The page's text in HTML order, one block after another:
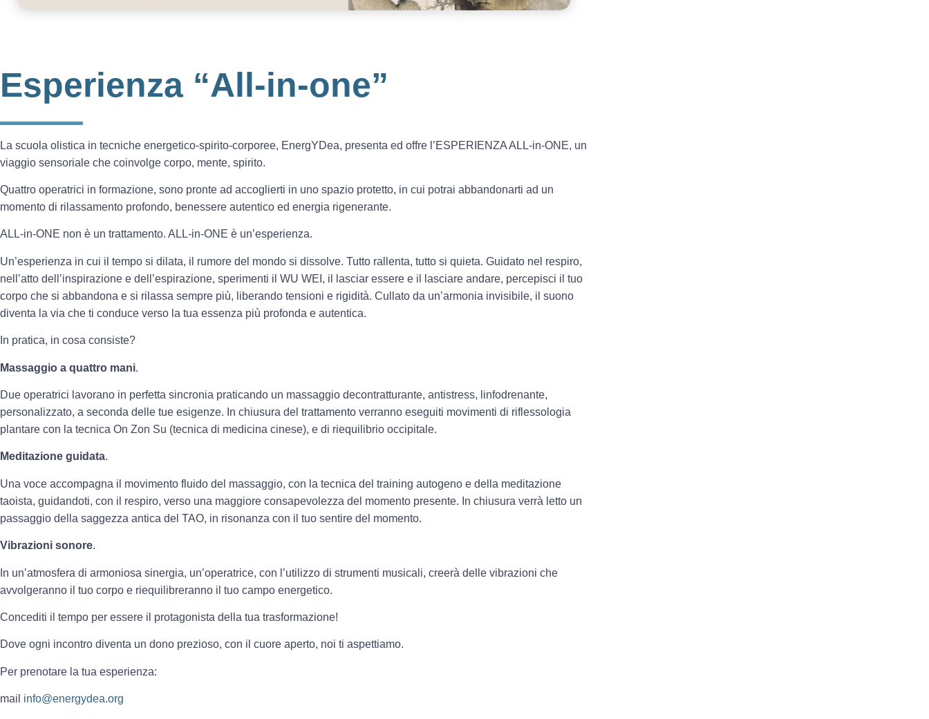
Esperienza “All-in-one”
La scuola olistica in tecniche energetico-spirito-corporee, EnergYDea, presenta ed offre l’ESPERIENZA ALL-in-ONE, un
viaggio sensoriale che coinvolge corpo, mente, spirito.
Quattro operatrici in formazione, sono pronte ad accoglierti in uno spazio protetto, in cui potrai abbandonarti ad un
momento di rilassamento profondo, benessere autentico ed energia rigenerante.
ALL-in-ONE non è un trattamento. ALL-in-ONE è un’esperienza.
Un’esperienza in cui il tempo si dilata, il rumore del mondo si dissolve. Tutto rallenta, tutto si quieta. Guidato nel respiro,
nell’atto dell’inspirazione e dell’espirazione, sperimenti il WU WEI, il lasciar essere e il lasciare andare, percepisci il tuo
corpo che si abbandona e si rilassa sempre più, liberando tensioni e rigidità. Cullato da un’armonia invisibile, il suono
diventa la via che ti conduce verso la tua essenza più profonda e autentica.
In pratica, in cosa consiste?
Massaggio a quattro mani.
Due operatrici lavorano in perfetta sincronia praticando un massaggio decontratturante, antistress, linfodrenante,
personalizzato, a seconda delle tue esigenze. In chiusura del trattamento verranno eseguiti movimenti di riflessologia
plantare con la tecnica On Zon Su (tecnica di medicina cinese), e di riequilibrio occipitale.
Meditazione guidata.
Una voce accompagna il movimento fluido del massaggio, con la tecnica del training autogeno e della meditazione
taoista, guidandoti, con il respiro, verso una maggiore consapevolezza del momento presente. In chiusura verrà letto un
passaggio della saggezza antica del TAO, in risonanza con il tuo sentire del momento.
Vibrazioni sonore.
In un’atmosfera di armoniosa sinergia, un’operatrice, con l’utilizzo di strumenti musicali, creerà delle vibrazioni che
avvolgeranno il tuo corpo e riequilibreranno il tuo campo energetico.
Concediti il tempo per essere il protagonista della tua trasformazione!
Dove ogni incontro diventa un dono prezioso, con il cuore aperto, noi ti aspettiamo.
Per prenotare la tua esperienza:
mail info@energydea.org